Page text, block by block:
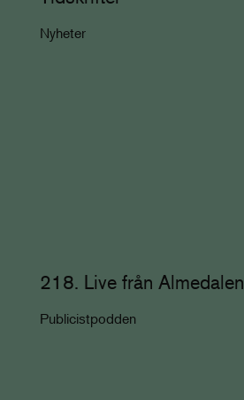
Nyheter
218. Live från Almedalen
Publicistpodden